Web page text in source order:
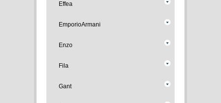
Effea
EmporioArmani
Enzo
Fila
Gant